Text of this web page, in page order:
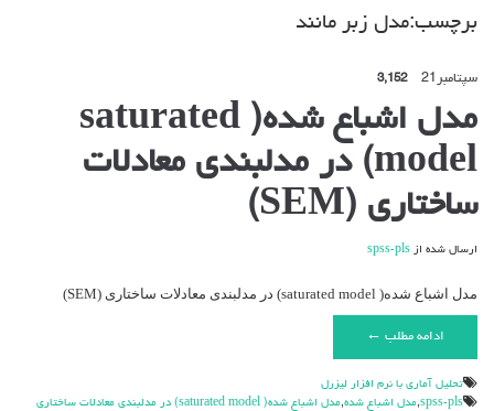
برچسب:مدل زبر مانند
سپتامبر 21
3,152
مدل اشباع شده( saturated
model) در مدلبندی معادلات
ساختاری (SEM)
ارسال شده از spss-pls
مدل اشباع شده( saturated model) در مدلبندی معادلات ساختاری (SEM)
ادامه مطلب ←
تحليل آماري با نرم افزار ليزرل
spss-pls
,مدل اشباع شده,
مدل اشباع شده( saturated model) در مدلبندی معادلات ساختاری